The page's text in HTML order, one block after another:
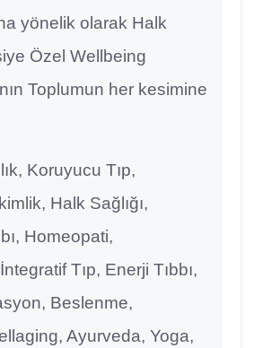
yönelik olarak Halk
Özel Wellbeing
Toplumun her kesimine
Koruyucu Tıp,
Halk Sağlığı,
Homeopati,
Tıp, Enerji Tıbbı,
Beslenme,
Ayurveda, Yoga,